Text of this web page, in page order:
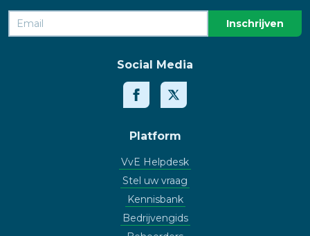
Social Media
Platform
VvE Helpdesk
Stel uw vraag
Kennisbank
Bedrijvengids